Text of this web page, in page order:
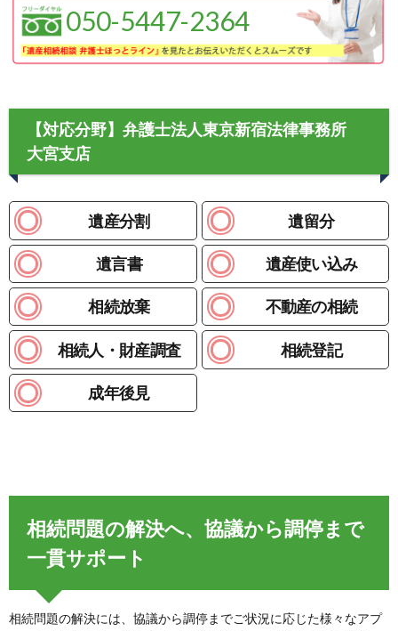
050-5447-2364
【対応分野】弁護士法人東京新宿法律事務所
大宮支店
遺産分割 遺留分
遺言書 遺産使い込み
相続放棄 不動産の相続
相続人・財産調査 相続登記
成年後見
相続問題の解決へ、協議から調停まで
一貫サポート
相続問題の解決には、協議から調停までご状況に応じた様々なアプ